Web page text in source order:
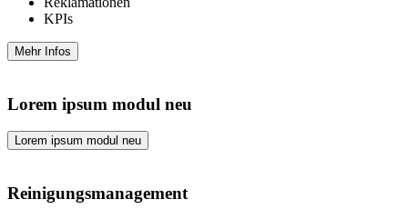
KPIs
Mehr Infos
Lorem ipsum modul neu
Lorem ipsum modul neu
Reinigungs­management